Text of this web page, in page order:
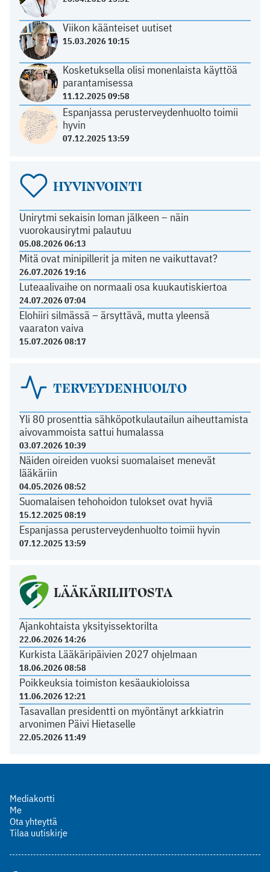
Viikon käänteiset uutiset
15.03.2026 10:15
Kosketuksella olisi monenlaista käyttöä
parantamisessa
11.12.2025 09:58
Espanjassa perusterveydenhuolto toimii
hyvin
07.12.2025 13:59
HYVINVOINTI
Unirytmi sekaisin loman jälkeen – näin
vuorokausirytmi palautuu
05.08.2026 06:13
Mitä ovat minipillerit ja miten ne vaikuttavat?
26.07.2026 19:16
Luteaalivaihe on normaali osa kuukautiskiertoa
24.07.2026 07:04
Elohiiri silmässä – ärsyttävä, mutta yleensä
vaaraton vaiva
15.07.2026 08:17
TERVEYDENHUOLTO
Yli 80 prosenttia sähköpotkulautailun aiheuttamista
aivovammoista sattui humalassa
03.07.2026 10:39
Näiden oireiden vuoksi suomalaiset menevät
lääkäriin
04.05.2026 08:52
Suomalaisen tehohoidon tulokset ovat hyviä
15.12.2025 08:19
Espanjassa perusterveydenhuolto toimii hyvin
07.12.2025 13:59
LÄÄKÄRILIITOSTA
Ajankohtaista yksityissektorilta
22.06.2026 14:26
Kurkista Lääkäripäivien 2027 ohjelmaan
18.06.2026 08:58
Poikkeuksia toimiston kesäaukioloissa
11.06.2026 12:21
Tasavallan presidentti on myöntänyt arkkiatrin
arvonimen Päivi Hietaselle
22.05.2026 11:49
Mediakortti
Me
Ota yhteyttä
Tilaa uutiskirje